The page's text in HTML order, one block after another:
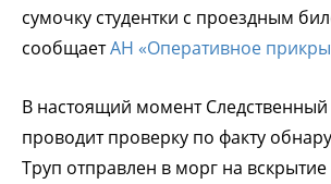
сумочку студентки с проездным
сообщаетАН «Оперативное
В настоящий момент Следственный
проводит проверку по факту
Труп отправлен в морг на